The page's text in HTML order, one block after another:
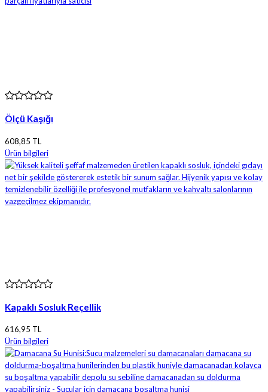
Ölçü Kaşığı
608,85 TL
Ürün bilgileri
Kapaklı Sosluk Reçellik
616,95 TL
Ürün bilgileri